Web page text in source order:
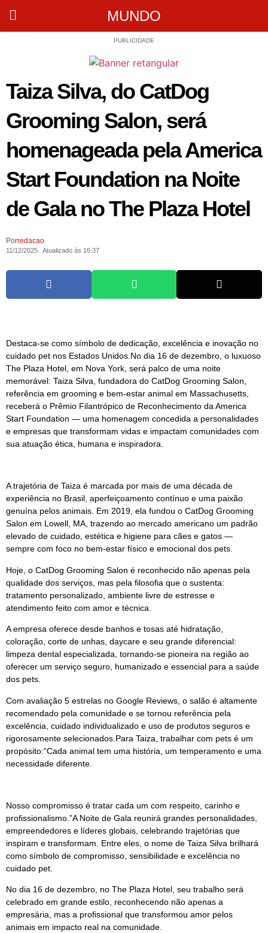
MUNDO
PUBLICIDADE
Taiza Silva, do CatDog
Grooming Salon, será
homenageada pela America
Start Foundation na Noite
de Gala no The Plaza Hotel
Porredacao
11/12/2025 Atualizado às 16:37
Destaca-se como símbolo de dedicação, excelência e inovação no
cuidado pet nos Estados Unidos.No dia 16 de dezembro, o luxuoso
The Plaza Hotel, em Nova York, será palco de uma noite
memorável: Taiza Silva, fundadora do CatDog Grooming Salon,
referência em grooming e bem-estar animal em Massachusetts,
receberá o Prêmio Filantrópico de Reconhecimento da America
Start Foundation — uma homenagem concedida a personalidades
e empresas que transformam vidas e impactam comunidades com
sua atuação ética, humana e inspiradora.
A trajetória de Taiza é marcada por mais de uma década de
experiência no Brasil, aperfeiçoamento contínuo e uma paixão
genuína pelos animais. Em 2019, ela fundou o CatDog Grooming
Salon em Lowell, MA, trazendo ao mercado americano um padrão
elevado de cuidado, estética e higiene para cães e gatos —
sempre com foco no bem-estar físico e emocional dos pets.
Hoje, o CatDog Grooming Salon é reconhecido não apenas pela
qualidade dos serviços, mas pela filosofia que o sustenta:
tratamento personalizado, ambiente livre de estresse e
atendimento feito com amor e técnica.
A empresa oferece desde banhos e tosas até hidratação,
coloração, corte de unhas, daycare e seu grande diferencial:
limpeza dental especializada, tornando-se pioneira na região ao
oferecer um serviço seguro, humanizado e essencial para a saúde
dos pets.
Com avaliação 5 estrelas no Google Reviews, o salão é altamente
recomendado pela comunidade e se tornou referência pela
excelência, cuidado individualizado e uso de produtos seguros e
rigorosamente selecionados.Para Taiza, trabalhar com pets é um
propósito:“Cada animal tem uma história, um temperamento e uma
necessidade diferente.
Nosso compromisso é tratar cada um com respeito, carinho e
profissionalismo.”A Noite de Gala reunirá grandes personalidades,
empreendedores e líderes globais, celebrando trajetórias que
inspiram e transformam. Entre eles, o nome de Taiza Silva brilhará
como símbolo de compromisso, sensibilidade e excelência no
cuidado pet.
No dia 16 de dezembro, no The Plaza Hotel, seu trabalho será
celebrado em grande estilo, reconhecendo não apenas a
empresária, mas a profissional que transformou amor pelos
animais em impacto real na comunidade.